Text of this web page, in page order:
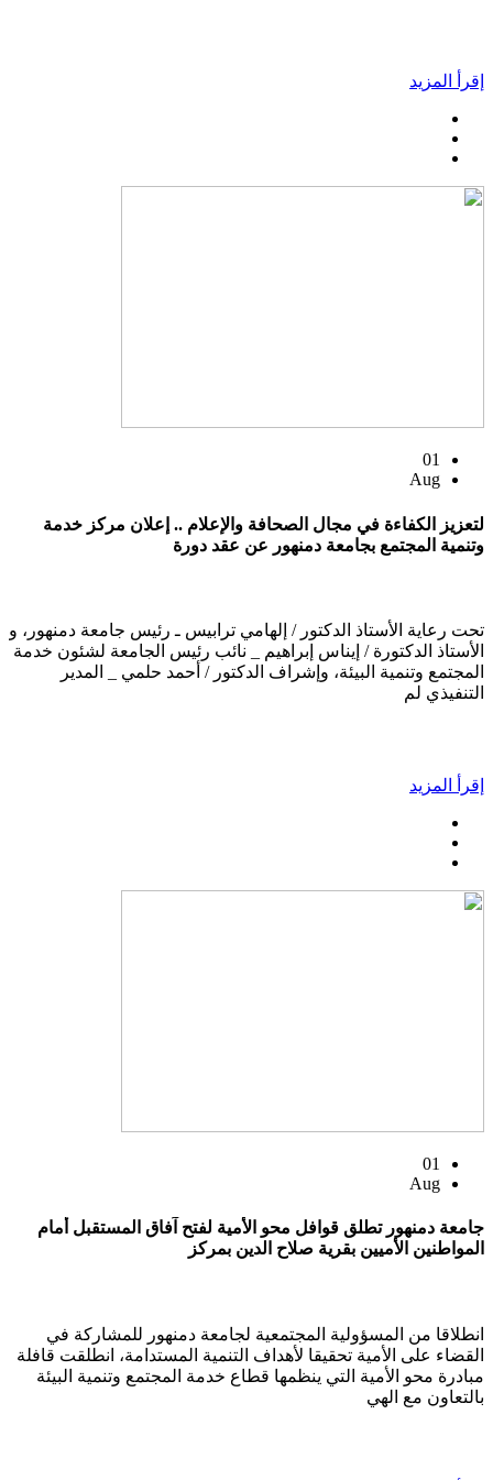
إقرأ المزيد
01
Aug
لتعزيز الكفاءة في مجال الصحافة والإعلام .. إعلان مركز خدمة
وتنمية المجتمع بجامعة دمنهور عن عقد دورة
تحت رعاية الأستاذ الدكتور / إلهامي ترابيس ـ رئيس جامعة دمنهور، و
الأستاذ الدكتورة / إيناس إبراهيم _ نائب رئيس الجامعة لشئون خدمة
المجتمع وتنمية البيئة، وإشراف الدكتور / أحمد حلمي _ المدير
التنفيذي لم
إقرأ المزيد
01
Aug
جامعة دمنهور تطلق قوافل محو الأمية لفتح آفاق المستقبل أمام
المواطنين الأميين بقرية صلاح الدين بمركز
انطلاقا من المسؤولية المجتمعية لجامعة دمنهور للمشاركة في
القضاء على الأمية تحقيقا لأهداف التنمية المستدامة، انطلقت قافلة
مبادرة محو الأمية التي ينظمها قطاع خدمة المجتمع وتنمية البيئة
بالتعاون مع الهي